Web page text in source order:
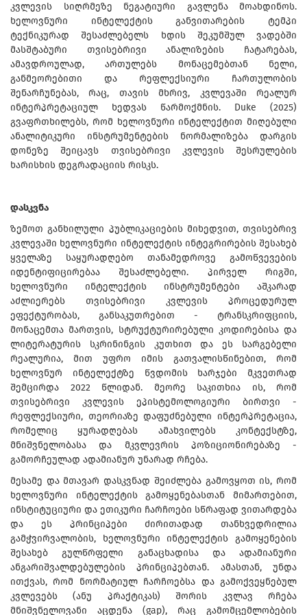
კვლევის სიღრმეზე ნეგატიური გავლენა მოახდინოს.
ხელოვნური ინტელექტის განვითარების ტემპი
ტექნიკურად შესაძლებელს ხდის შეკუმშულ ვადებში
მასშტაბური თვისებრივი ანალიზების ჩატარებას,
ამავდროულად, ართულებს მონაცემებთან ნელი,
განმეორებითი და რეფლექსიური ჩართულობის
შენარჩუნებას, რაც, თავის მხრივ, კვლევაში რეალურ
ინტერპრეტაციულ ხედვას წარმოქმნის. Duke (2025)
გვაფრთხილებს, რომ ხელოვნური ინტელექტით მიღებული
ანალიტიკური ინსტრუმენტების ნორმალიზება დარგის
დონეზე შეიცავს თვისებრივი კვლევის შესრულების
ხარისხის დეგრადაციის რისკს.
დასკვნა
ზემოთ განხილული პუბლიკაციების მიხედვით, თვისებრივ
კვლევაში ხელოვნური ინტელექტის ინტეგრირების შესახებ
ყველაზე საყურადღებო თანამედროვე გამოწვევების
იდენტიფიცირებაა შესაძლებელი. პირველ რიგში,
ხელოვნური ინტელექტის ინსტრუმენტები აშკარად
აძლიერებს თვისებრივი კვლევის პროცედურულ
ეფექტურობას, განსაკუთრებით - ტრანსკრიფციის,
მონაცემთა მართვის, სტრუქტურირებული კოდირებისა და
ლიტერატურის სკრინინგის კუთხით და ეს სარგებელი
რეალურია, მით უფრო იმის გათვალისწინებით, რომ
ხელოვნურ ინტელექტზე წვდომის ხარჯები მკვეთრად
შემცირდა 2022 წლიდან. მეორე საკითხია ის, რომ
თვისებრივი კვლევის ეპისტემოლოგიური ბირთვი -
რეფლექსიური, თეორიაზე დაფუძნებული ინტერპრეტაცია,
რომელიც ყურადღებას ამახვილებს კონტექსტზე,
მნიშვნელობასა და მკვლევრის პოზიციონირებაზე -
გამორჩეულად ადამიანურ უნარად რჩება.
მესამე და მთავარ დასკვნად შეიძლება გამოვყოთ ის, რომ
ხელოვნური ინტელექტის გამოყენებასთან მიმართებით,
ინსტიტუციური და ეთიკური ჩარჩოები სწრაფად ვითარდება
და ეს პრინციპები ძირითადად თანხვედრილია
გამჭვირვალობის, ხელოვნური ინტელექტის გამოყენების
შესახებ გულწრფელი განაცხადისა და ადამიანური
ანგარიშვალდებულების პრინციპებთან. ამასთან, უნდა
ითქვას, რომ ნორმატიულ ჩარჩოებსა და გამოქვეყნებულ
კვლევებს (ანუ პრაქტიკას) შორის კვლავ რჩება
მნიშვნელოვანი აცდენა (gap), რაც გამომცემლობების